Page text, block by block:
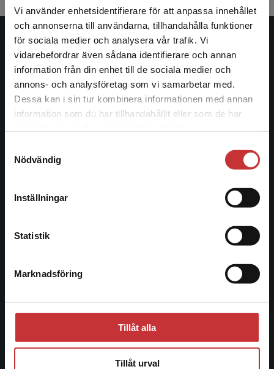
Vi använder enhetsidentifierare för att anpassa innehållet
och annonserna till användarna, tillhandahålla funktioner
för sociala medier och analysera vår trafik. Vi
vidarebefordrar även sådana identifierare och annan
information från din enhet till de sociala medier och
annons- och analysföretag som vi samarbetar med.
Dessa kan i sin tur kombinera informationen med annan
information som du har tillhandahållit eller som de har
Nödvändig
Inställningar
Statistik
Marknadsföring
Tillåt alla
Tillåt urval
Begränsad fraktregion
Det verkar som att du besöker
studentlitteratur.se via en enhet utanför Sverige.
Vi erbjuder inte leveranser utanför Sverige. För
att kunna slutföra ett köp måste
Studentlitteratur
Studentlitteratur grundades 1963 och är idag Sveriges
ledande utbildningsförlag. Med läromedel, kurslitteratur,
facklitteratur, utbildningar och digitala
informationstjänster i utbudet, finns Studentlitteratur med
längs hela kunskapsresan.
Kontakta oss
Kontakta oss
221 00 Lund
Åkergränden 1